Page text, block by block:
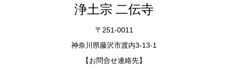
浄土宗 二伝寺
〒251-0011
神奈川県藤沢市渡内3-13-1
【お問合せ連絡先】